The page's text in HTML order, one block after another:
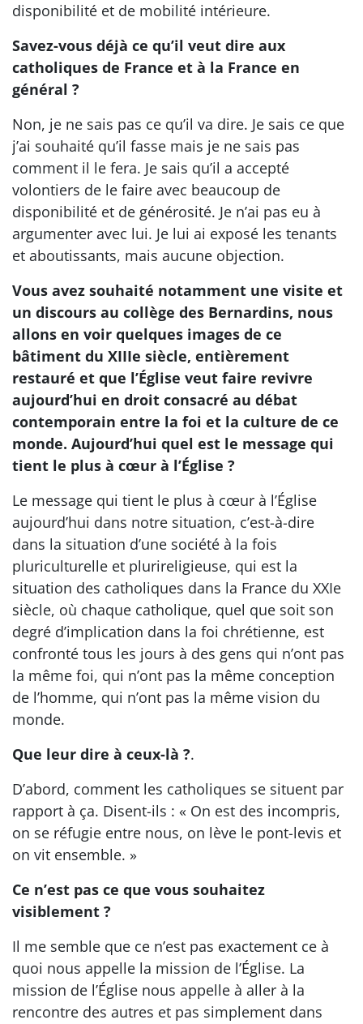
disponibilité et de mobilité intérieure.
Savez-vous déjà ce qu’il veut dire aux
catholiques de France et à la France en
général ?
Non, je ne sais pas ce qu’il va dire. Je sais ce que
j’ai souhaité qu’il fasse mais je ne sais pas
comment il le fera. Je sais qu’il a accepté
volontiers de le faire avec beaucoup de
disponibilité et de générosité. Je n’ai pas eu à
argumenter avec lui. Je lui ai exposé les tenants
et aboutissants, mais aucune objection.
Vous avez souhaité notamment une visite et
un discours au collège des Bernardins, nous
allons en voir quelques images de ce
bâtiment du XIIIe siècle, entièrement
restauré et que l’Église veut faire revivre
aujourd’hui en droit consacré au débat
contemporain entre la foi et la culture de ce
monde. Aujourd’hui quel est le message qui
tient le plus à cœur à l’Église ?
Le message qui tient le plus à cœur à l’Église
aujourd’hui dans notre situation, c’est-à-dire
dans la situation d’une société à la fois
pluriculturelle et plurireligieuse, qui est la
situation des catholiques dans la France du XXIe
siècle, où chaque catholique, quel que soit son
degré d’implication dans la foi chrétienne, est
confronté tous les jours à des gens qui n’ont pas
la même foi, qui n’ont pas la même conception
de l’homme, qui n’ont pas la même vision du
monde.
Que leur dire à ceux-là ?.
D’abord, comment les catholiques se situent par
rapport à ça. Disent-ils : « On est des incompris,
on se réfugie entre nous, on lève le pont-levis et
on vit ensemble. »
Ce n’est pas ce que vous souhaitez
visiblement ?
Il me semble que ce n’est pas exactement ce à
quoi nous appelle la mission de l’Église. La
mission de l’Église nous appelle à aller à la
rencontre des autres et pas simplement dans